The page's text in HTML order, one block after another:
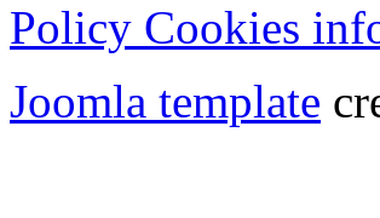
Policy Cookies
Joomla template